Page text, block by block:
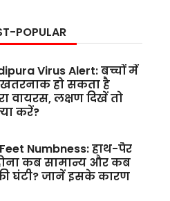
POPULAR
Virus Alert: बच्चों में
खतरनाक हो सकता है
वायरस, लक्षण दिखें तो
करें?
Numbness: हाथ-पैर
कब सामान्य और कब
घंटी? जानें इसके कारण